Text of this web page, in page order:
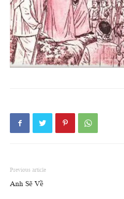
Previous article
Anh Sẽ Về